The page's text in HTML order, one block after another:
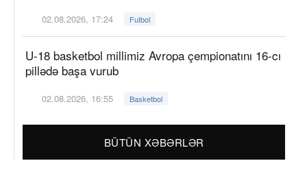
02.08.2026, 17:24 Futbol
U-18 basketbol millimiz Avropa çempionatını 16-cı
pillədə başa vurub
02.08.2026, 16:55 Basketbol
BÜTÜN XƏBƏRLƏR